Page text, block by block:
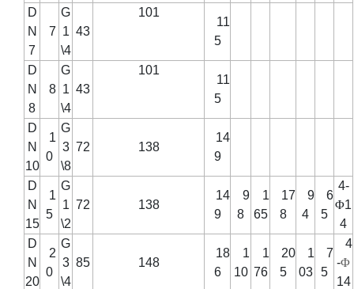
D
N
7
7
G
1
\4
43
101
11
5
D
N
8
8
G
1
\4
43
101
11
5
D
N
10
1
0
G
3
\8
72 138
14
9
D
N
15
1
5
G
1
\2
72 138
14
9
9
8
1
65
17
8
9
4
6
5
4-
Φ1
4
D
N
20
2
0
G
3
\4
85 148
18
6
1
10
1
76
20
5
1
03
7
5
4
-Φ
14